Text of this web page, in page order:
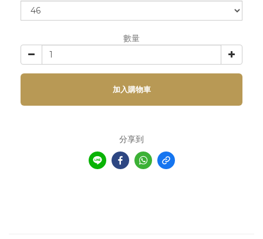
數量
加入購物車
分享到